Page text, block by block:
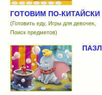
ГОТОВИМ ПО-КИТАЙСКИ
(Готовить еду, Игры для девочек,
Поиск предметов)
ПАЗЛ